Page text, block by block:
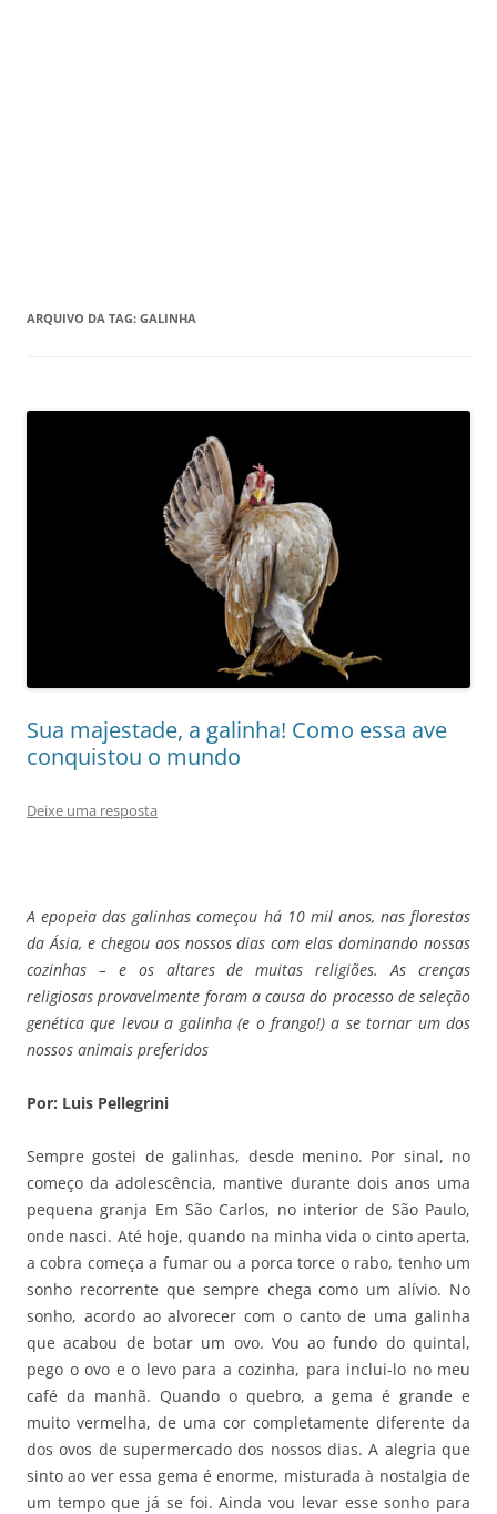
ARQUIVO DA TAG: GALINHA
Sua majestade, a galinha! Como essa ave
conquistou o mundo
Deixe uma resposta
A epopeia das galinhas começou há 10 mil anos, nas florestas
da Ásia, e chegou aos nossos dias com elas dominando nossas
cozinhas – e os altares de muitas religiões. As crenças
religiosas provavelmente foram a causa do processo de seleção
genética que levou a galinha (e o frango!) a se tornar um dos
nossos animais preferidos
Por: Luis Pellegrini
Sempre gostei de galinhas, desde menino. Por sinal, no
começo da adolescência, mantive durante dois anos uma
pequena granja Em São Carlos, no interior de São Paulo,
onde nasci. Até hoje, quando na minha vida o cinto aperta,
a cobra começa a fumar ou a porca torce o rabo, tenho um
sonho recorrente que sempre chega como um alívio. No
sonho, acordo ao alvorecer com o canto de uma galinha
que acabou de botar um ovo. Vou ao fundo do quintal,
pego o ovo e o levo para a cozinha, para inclui-lo no meu
café da manhã. Quando o quebro, a gema é grande e
muito vermelha, de uma cor completamente diferente da
dos ovos de supermercado dos nossos dias. A alegria que
sinto ao ver essa gema é enorme, misturada à nostalgia de
um tempo que já se foi. Ainda vou levar esse sonho para